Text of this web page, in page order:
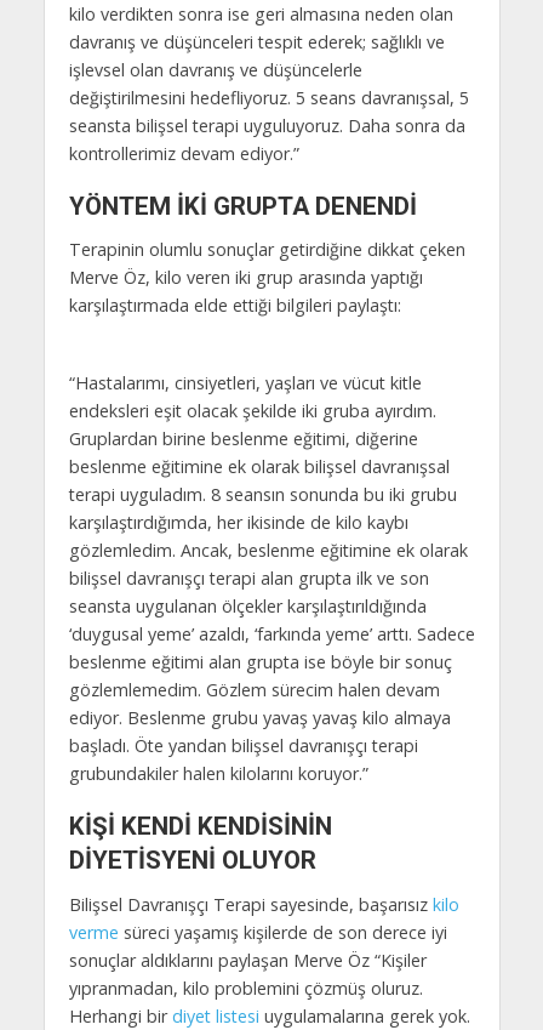
kilo verdikten sonra ise geri almasına neden olan
davranış ve düşünceleri tespit ederek; sağlıklı ve
işlevsel olan davranış ve düşüncelerle
değiştirilmesini hedefliyoruz. 5 seans davranışsal, 5
seansta bilişsel terapi uyguluyoruz. Daha sonra da
kontrollerimiz devam ediyor.”
YÖNTEM İKİ GRUPTA DENENDİ
Terapinin olumlu sonuçlar getirdiğine dikkat çeken
Merve Öz, kilo veren iki grup arasında yaptığı
karşılaştırmada elde ettiği bilgileri paylaştı:
“Hastalarımı, cinsiyetleri, yaşları ve vücut kitle
endeksleri eşit olacak şekilde iki gruba ayırdım.
Gruplardan birine beslenme eğitimi, diğerine
beslenme eğitimine ek olarak bilişsel davranışsal
terapi uyguladım. 8 seansın sonunda bu iki grubu
karşılaştırdığımda, her ikisinde de kilo kaybı
gözlemledim. Ancak, beslenme eğitimine ek olarak
bilişsel davranışçı terapi alan grupta ilk ve son
seansta uygulanan ölçekler karşılaştırıldığında
‘duygusal yeme’ azaldı, ‘farkında yeme’ arttı. Sadece
beslenme eğitimi alan grupta ise böyle bir sonuç
gözlemlemedim. Gözlem sürecim halen devam
ediyor. Beslenme grubu yavaş yavaş kilo almaya
başladı. Öte yandan bilişsel davranışçı terapi
grubundakiler halen kilolarını koruyor.”
KİŞİ KENDİ KENDİSİNİN
DİYETİSYENİ OLUYOR
Bilişsel Davranışçı Terapi sayesinde, başarısız kilo
verme süreci yaşamış kişilerde de son derece iyi
sonuçlar aldıklarını paylaşan Merve Öz “Kişiler
yıpranmadan, kilo problemini çözmüş oluruz.
Herhangi birdiyet listesi uygulamalarına gerek yok.